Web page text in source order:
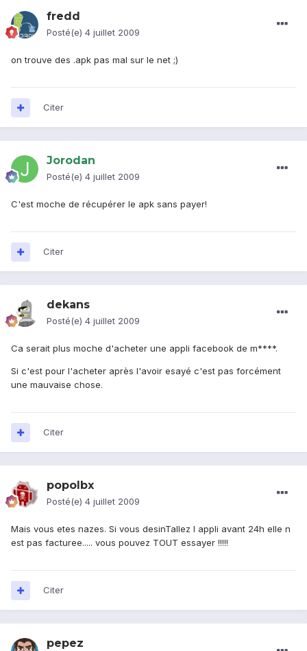
fredd
Posté(e) 4 juillet 2009
on trouve des .apk pas mal sur le net ;)
Citer
Jorodan
Posté(e) 4 juillet 2009
C'est moche de récupérer le apk sans payer!
Citer
dekans
Posté(e) 4 juillet 2009
Ca serait plus moche d'acheter une appli facebook de m****.
Si c'est pour l'acheter après l'avoir esayé c'est pas forcément
une mauvaise chose.
Citer
popolbx
Posté(e) 4 juillet 2009
Mais vous etes nazes. Si vous desinTallez l appli avant 24h elle n
est pas facturee..... vous pouvez TOUT essayer !!!!!
Citer
pepez